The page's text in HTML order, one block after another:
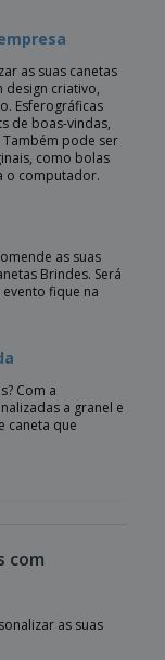
as suas canetas
criativo,
Esferográficas
de boas-vindas,
Também pode ser
como bolas
o computador.
as suas
Brindes. Será
fique na
Com a
a granel e
caneta que
com
as suas